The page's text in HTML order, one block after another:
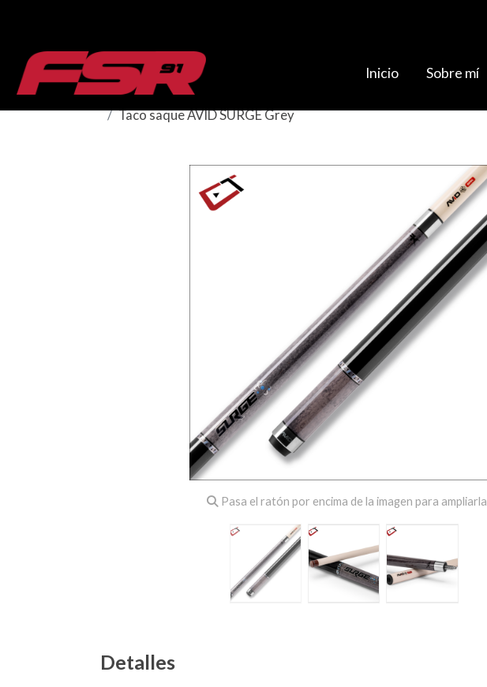
Inicio Sobre mí
Taco saque AVID SURGE Grey
Pasa el ratón por encima de la imagen para ampliarla
Detalles